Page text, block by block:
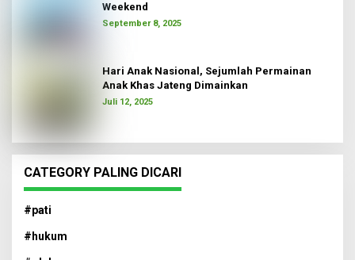
Weekend
September 8, 2025
Hari Anak Nasional, Sejumlah Permainan
Anak Khas Jateng Dimainkan
Juli 12, 2025
CATEGORY PALING DICARI
#pati
#hukum